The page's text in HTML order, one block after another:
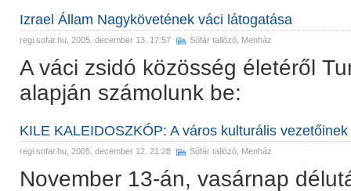
Izrael Állam Nagykövetének váci látogatása
regi.sofar.hu , 2005. december 13. 17:57 Sófár tallózó Menház
A váci zsidó közösség életéről
alapján számolunk be:
KILE KALEIDOSZKÓP: A város kulturális
regi.sofar.hu , 2005. december 12. 21:28 Sófár tallózó Menház
November 13-án, vasárnap